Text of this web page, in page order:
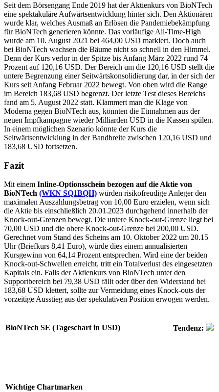
Seit dem Börsengang Ende 2019 hat der Aktienkurs von BioNTech
eine spektakuläre Aufwärtsentwicklung hinter sich. Den Aktionären
wurde klar, welches Ausmaß an Erlösen die Pandemiebekämpfung
für BioNTech generieren könnte. Das vorläufige All-Time-High
wurde am 10. August 2021 bei 464,00 USD markiert. Doch auch
bei BioNTech wachsen die Bäume nicht so schnell in den Himmel.
Denn der Kurs verlor in der Spitze bis Anfang März 2022 rund 74
Prozent auf 120,16 USD. Der Bereich um die 120,16 USD stellt die
untere Begrenzung einer Seitwärtskonsolidierung dar, in der sich der
Kurs seit Anfang Februar 2022 bewegt. Von oben wird die Range
im Bereich 183,68 USD begrenzt. Der letzte Test dieses Bereichs
fand am 5. August 2022 statt. Klammert man die Klage von
Moderna gegen BioNTech aus, könnten die Einnahmen aus der
neuen Impfkampagne wieder Milliarden USD in die Kassen spülen.
In einem möglichen Szenario könnte der Kurs die
Seitwärtsentwicklung in der Bandbreite zwischen 120,16 USD und
183,68 USD fortsetzen.
Fazit
Mit einem Inline-Optionsschein bezogen auf die Aktie von
BioNTech (WKN SQ1BQH) würden risikofreudige Anleger den
maximalen Auszahlungsbetrag von 10,00 Euro erzielen, wenn sich
die Aktie bis einschließlich 20.01.2023 durchgehend innerhalb der
Knock-out-Grenzen bewegt. Die untere Knock-out-Grenze liegt bei
70,00 USD und die obere Knock-out-Grenze bei 200,00 USD.
Gerechnet vom Stand des Scheins am 10. Oktober 2022 um 20.15
Uhr (Briefkurs 8,41 Euro), würde dies einem annualisierten
Kursgewinn von 64,14 Prozent entsprechen. Wird eine der beiden
Knock-out-Schwellen erreicht, tritt ein Totalverlust des eingesetzten
Kapitals ein. Falls der Aktienkurs von BioNTech unter den
Supportbereich bei 79,38 USD fällt oder über den Widerstand bei
183,68 USD klettert, sollte zur Vermeidung eines Knock-outs der
vorzeitige Ausstieg aus der spekulativen Position erwogen werden.
BioNTech SE (Tageschart in USD) Tendenz:
Wichtige Chartmarken